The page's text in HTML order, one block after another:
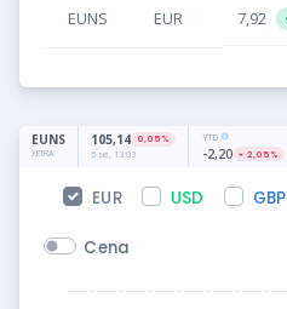
EUNS EUR 7,92
EUR USD GBP
Cena